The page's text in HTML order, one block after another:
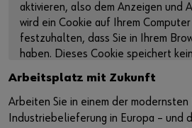
aktivieren, also dem Anzeigen und
wird ein Cookie auf Ihrem
festzuhalten, dass Sie in Ihrem
haben. Dieses Cookie speichert
Weitere Informationen finden Sie in
Datenschutzerklärung und auf der
Arbeitsplatz mit Zukunft
Arbeiten Sie in einem der
Industriebelieferung in Europa – und